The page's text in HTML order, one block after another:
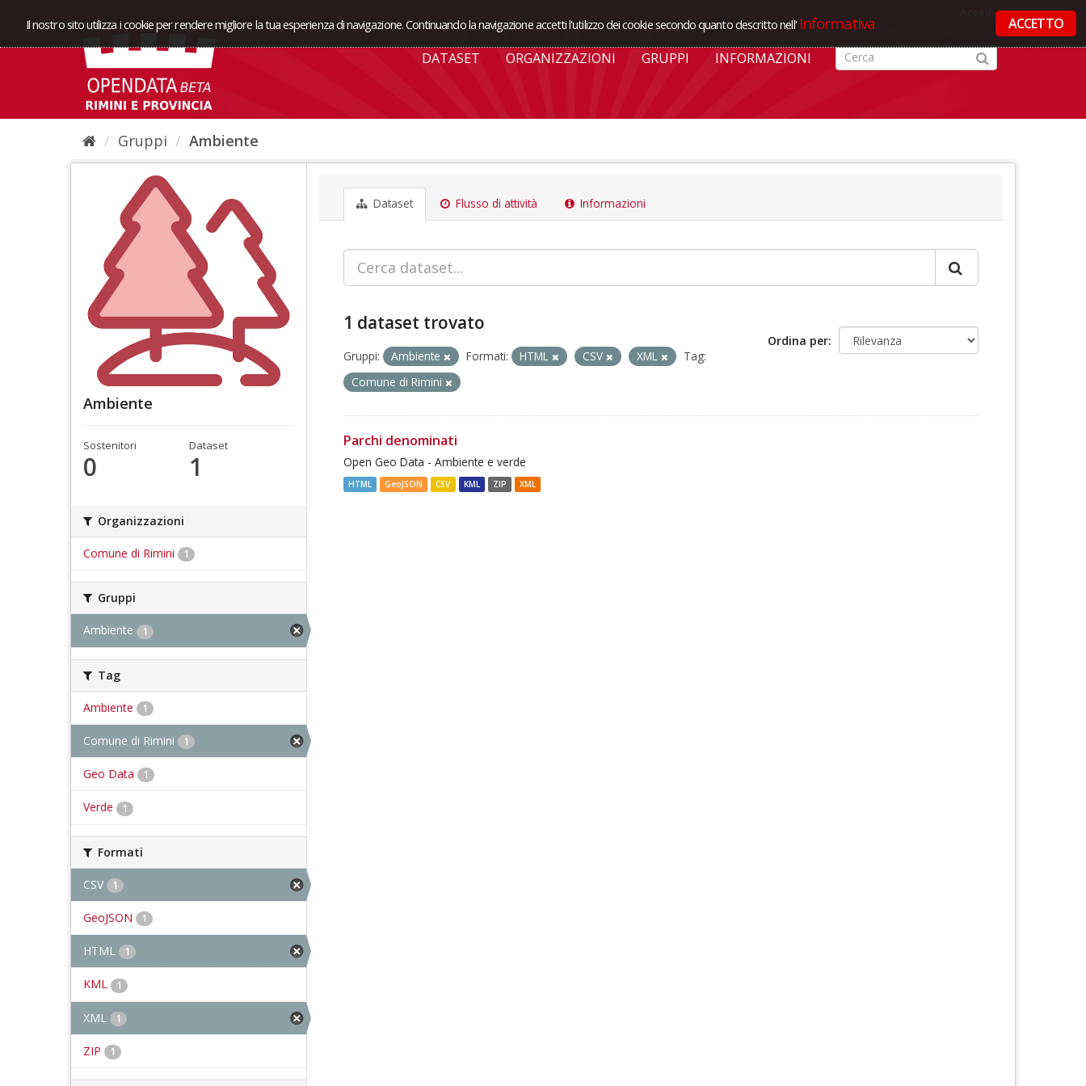
Il nostro sito utilizza i cookie per rendere migliore la tua esperienza di navigazione. Continuando la navigazione accetti l'utilizzo dei cookie secondo quanto descritto nell' Informativa ACCETTO
DATASET ORGANIZZAZIONI GRUPPI INFORMAZIONI
Gruppi Ambiente
Ambiente
Sostenitori
0
Dataset
1
Organizzazioni
Comune di Rimini 1
Gruppi
Ambiente 1
Tag
Ambiente 1
Comune di Rimini 1
Geo Data 1
Verde 1
Formati
CSV 1
GeoJSON 1
HTML 1
KML 1
XML 1
ZIP 1
Dataset Flusso di attività Informazioni
Ordina per
1 dataset trovato
Gruppi: Ambiente Formati: HTML CSV XML
Tag:
Comune di Rimini
Parchi denominati
Open Geo Data - Ambiente e verde
HTML GeoJSON CSV KML ZIP XML